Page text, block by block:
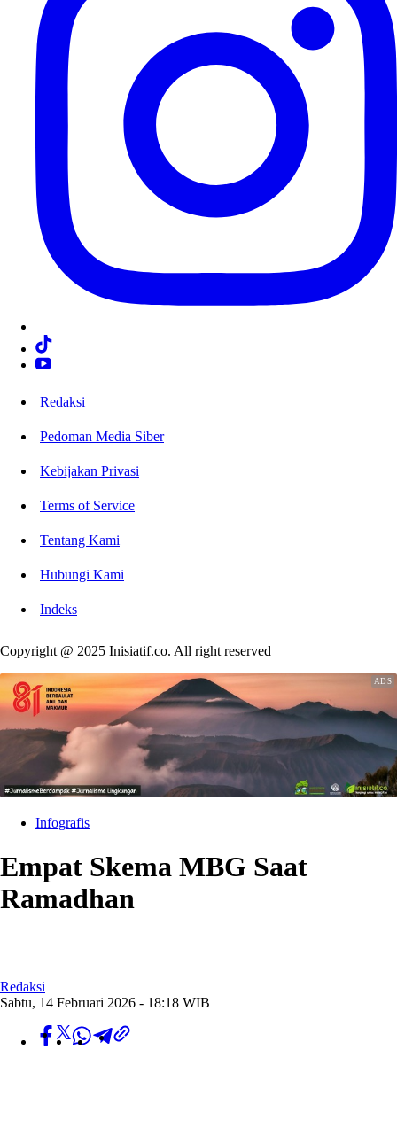
Redaksi
Pedoman Media Siber
Kebijakan Privasi
Terms of Service
Tentang Kami
Hubungi Kami
Indeks
Copyright @ 2025 Inisiatif.co. All right reserved
Infografis
Empat Skema MBG Saat
Ramadhan
Redaksi
Sabtu, 14 Februari 2026 - 18:18 WIB